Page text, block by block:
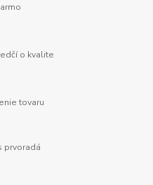
o kvalite
tovaru
prvoradá